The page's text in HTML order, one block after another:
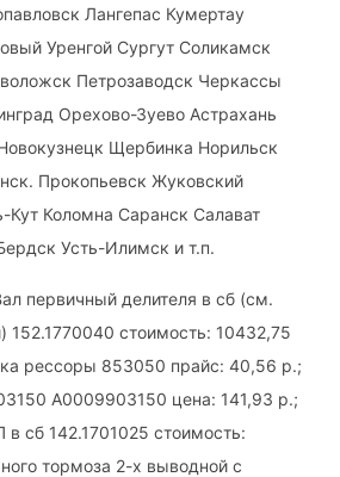
Лангепас Кумертау
Уренгой Сургут Соликамск
Петрозаводск Черкассы
Орехово-Зуево Астрахань
Щербинка Норильск
Прокопьевск Жуковский
Кут Коломна Саранск Салават
Усть-Илимск и т.п.
первичный делителя в сб (см.
152.1770040 стоимость: 10432,75
рессоры 853050 прайс: 40,56 р.;
A0009903150 цена: 141,93 р.;
сб 142.1701025 стоимость:
тормоза 2-х выводной с